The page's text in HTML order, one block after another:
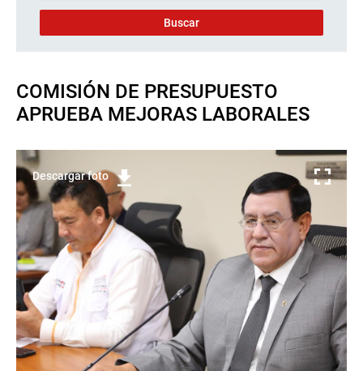
COMISIÓN DE PRESUPUESTO
APRUEBA MEJORAS LABORALES
Descargar foto